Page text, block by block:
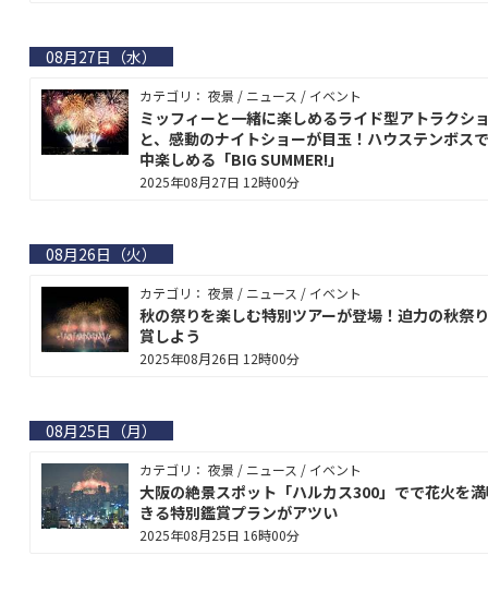
08月27日（水）
カテゴリ： 夜景 / ニュース / イベント
ミッフィーと一緒に楽しめるライド型アトラクシ
と、感動のナイトショーが目玉！ハウステンボス
中楽しめる「BIG SUMMER!」
2025年08月27日 12時00分
08月26日（火）
カテゴリ： 夜景 / ニュース / イベント
秋の祭りを楽しむ特別ツアーが登場！迫力の秋祭
賞しよう
2025年08月26日 12時00分
08月25日（月）
カテゴリ： 夜景 / ニュース / イベント
大阪の絶景スポット「ハルカス300」でで花火を
きる特別鑑賞プランがアツい
2025年08月25日 16時00分